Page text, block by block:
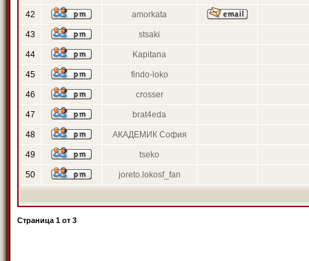
42 amorkata
43 stsaki
44 Kapitana
45 findo-loko
46 crosser
47 brat4eda
48 АКАДЕМИК София
49 tseko
50 joreto.lokosf_fan
Страница 1 от 3